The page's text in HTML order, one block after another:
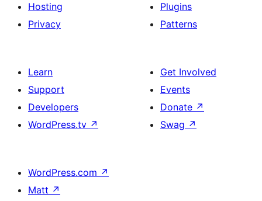
Hosting
Privacy
Plugins
Patterns
Learn
Support
Developers
WordPress.tv ↗
Get Involved
Events
Donate ↗
Swag ↗
WordPress.com ↗
Matt ↗